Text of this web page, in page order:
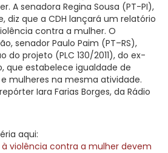
A senadora Regina Sousa (PT-PI),
diz que a CDH lançará um relatório
contra a mulher. O
senador Paulo Paim (PT–RS),
projeto (PLC 130/2011), do ex-
que estabelece igualdade de
mulheres na mesma atividade.
Iara Farias Borges, da Rádio
aqui:
violência contra a mulher devem